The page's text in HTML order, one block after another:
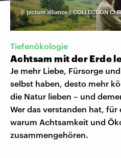
©picture alliance / COLLECTION
Tiefenökologie
Achtsam mit der Erde
Je mehr Liebe, Fürsorge
selbst haben, desto mehr
die Natur lieben – und
Wer das verstanden hat, für
warum Achtsamkeit und
zusammengehören.